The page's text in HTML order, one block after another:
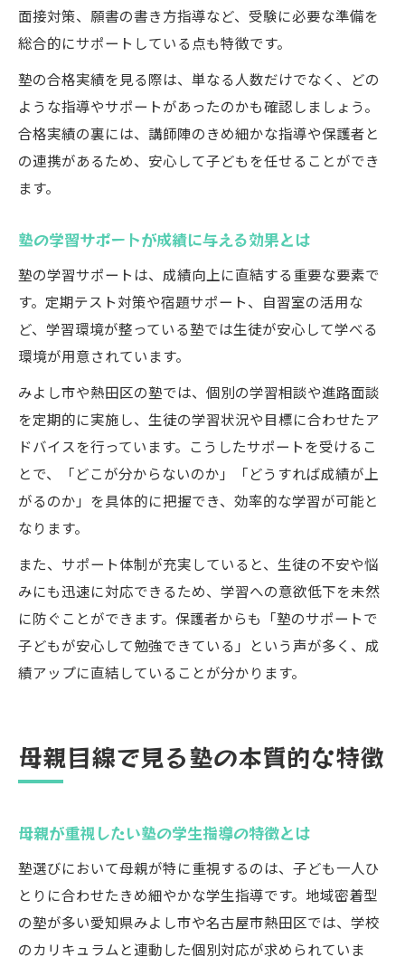
面接対策、願書の書き方指導など、受験に必要な準備を
総合的にサポートしている点も特徴です。
塾の合格実績を見る際は、単なる人数だけでなく、どの
ような指導やサポートがあったのかも確認しましょう。
合格実績の裏には、講師陣のきめ細かな指導や保護者と
の連携があるため、安心して子どもを任せることができ
ます。
塾の学習サポートが成績に与える効果とは
塾の学習サポートは、成績向上に直結する重要な要素で
す。定期テスト対策や宿題サポート、自習室の活用な
ど、学習環境が整っている塾では生徒が安心して学べる
環境が用意されています。
みよし市や熱田区の塾では、個別の学習相談や進路面談
を定期的に実施し、生徒の学習状況や目標に合わせたア
ドバイスを行っています。こうしたサポートを受けるこ
とで、「どこが分からないのか」「どうすれば成績が上
がるのか」を具体的に把握でき、効率的な学習が可能と
なります。
また、サポート体制が充実していると、生徒の不安や悩
みにも迅速に対応できるため、学習への意欲低下を未然
に防ぐことができます。保護者からも「塾のサポートで
子どもが安心して勉強できている」という声が多く、成
績アップに直結していることが分かります。
母親目線で見る塾の本質的な特徴
母親が重視したい塾の学生指導の特徴とは
塾選びにおいて母親が特に重視するのは、子ども一人ひ
とりに合わせたきめ細やかな学生指導です。地域密着型
の塾が多い愛知県みよし市や名古屋市熱田区では、学校
のカリキュラムと連動した個別対応が求められていま